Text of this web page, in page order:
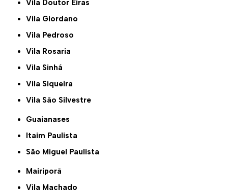
Vila Doutor Eiras
Vila Giordano
Vila Pedroso
Vila Rosaria
Vila Sinhá
Vila Siqueira
Vila São Silvestre
Guaianases
Itaim Paulista
São Miguel Paulista
Mairiporã
Vila Machado